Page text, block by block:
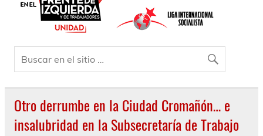
Otro derrumbe en la Ciudad Cromañón… e
insalubridad en la Subsecretaría de Trabajo